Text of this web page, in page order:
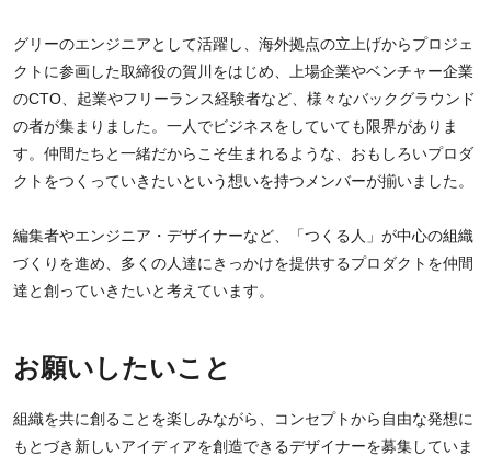
グリーのエンジニアとして活躍し、海外拠点の立上げからプロジェ
クトに参画した取締役の賀川をはじめ、上場企業やベンチャー企業
のCTO、起業やフリーランス経験者など、様々なバックグラウンド
の者が集まりました。一人でビジネスをしていても限界がありま
す。仲間たちと一緒だからこそ生まれるような、おもしろいプロダ
クトをつくっていきたいという想いを持つメンバーが揃いました。
編集者やエンジニア・デザイナーなど、「つくる人」が中心の組織
づくりを進め、多くの人達にきっかけを提供するプロダクトを仲間
達と創っていきたいと考えています。
お願いしたいこと
組織を共に創ることを楽しみながら、コンセプトから自由な発想に
もとづき新しいアイディアを創造できるデザイナーを募集していま